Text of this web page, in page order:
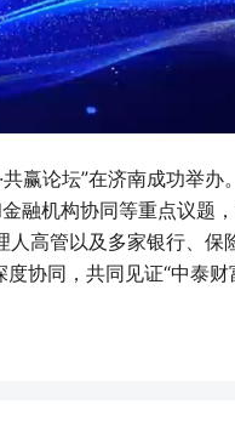
赢论坛”在济南成功举办
融机构协同等重点议题
高管以及多家银行、保
协同，共同见证“中泰财